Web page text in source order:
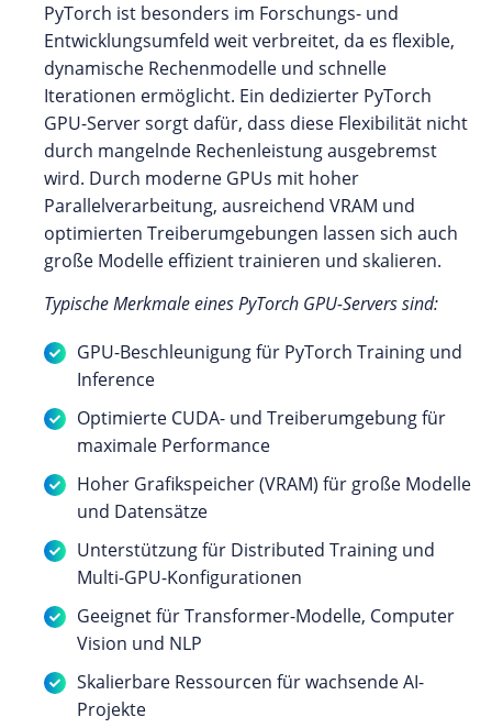
PyTorch ist besonders im Forschungs- und
Entwicklungsumfeld weit verbreitet, da es flexible,
dynamische Rechenmodelle und schnelle
Iterationen ermöglicht. Ein dedizierter PyTorch
GPU-Server sorgt dafür, dass diese Flexibilität nicht
durch mangelnde Rechenleistung ausgebremst
wird. Durch moderne GPUs mit hoher
Parallelverarbeitung, ausreichend VRAM und
optimierten Treiberumgebungen lassen sich auch
große Modelle effizient trainieren und skalieren.
Typische Merkmale eines PyTorch GPU-Servers sind:
GPU-Beschleunigung für PyTorch Training und
Inference
Optimierte CUDA- und Treiberumgebung für
maximale Performance
Hoher Grafikspeicher (VRAM) für große Modelle
und Datensätze
Unterstützung für Distributed Training und
Multi-GPU-Konfigurationen
Geeignet für Transformer-Modelle, Computer
Vision und NLP
Skalierbare Ressourcen für wachsende AI-
Projekte